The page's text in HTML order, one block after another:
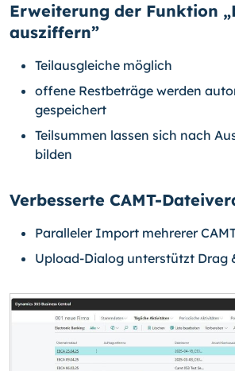
Erweiterung der Funktion
ausziffern”
Teilausgleiche möglich
offene Restbeträge werden
gespeichert
Teilsummen lassen sich nach
bilden
Verbesserte CAMT-
Paralleler Import mehrerer
Upload-Dialog unterstützt Drag